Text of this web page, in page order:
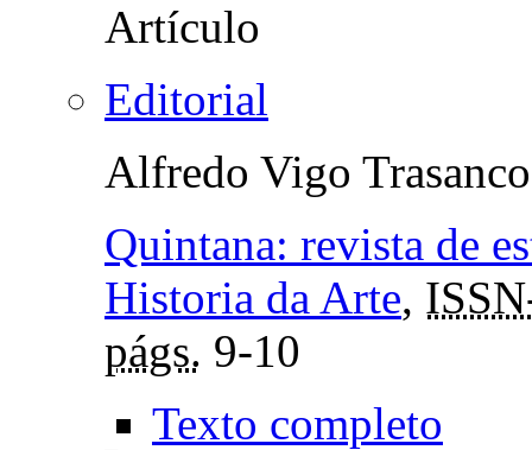
Editorial
Alfredo Vigo
Quintana: revista de
Historia da Arte,
págs. 9-10
Texto completo